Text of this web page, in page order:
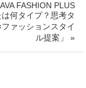
FASHION PLUS
は何タイプ？思考タ
ァッションスタイ
ル提案」 »